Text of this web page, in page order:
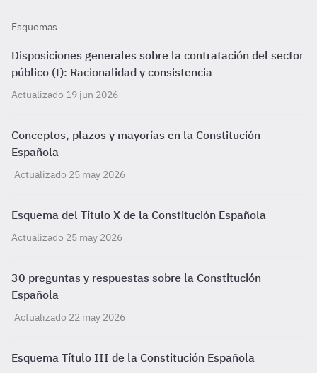
Esquemas
Disposiciones generales sobre la contratación del sector
público (I): Racionalidad y consistencia
Actualizado 19 jun 2026
Conceptos, plazos y mayorías en la Constitución
Española
Actualizado 25 may 2026
Esquema del Título X de la Constitución Española
Actualizado 25 may 2026
30 preguntas y respuestas sobre la Constitución
Española
Actualizado 22 may 2026
Esquema Título III de la Constitución Española